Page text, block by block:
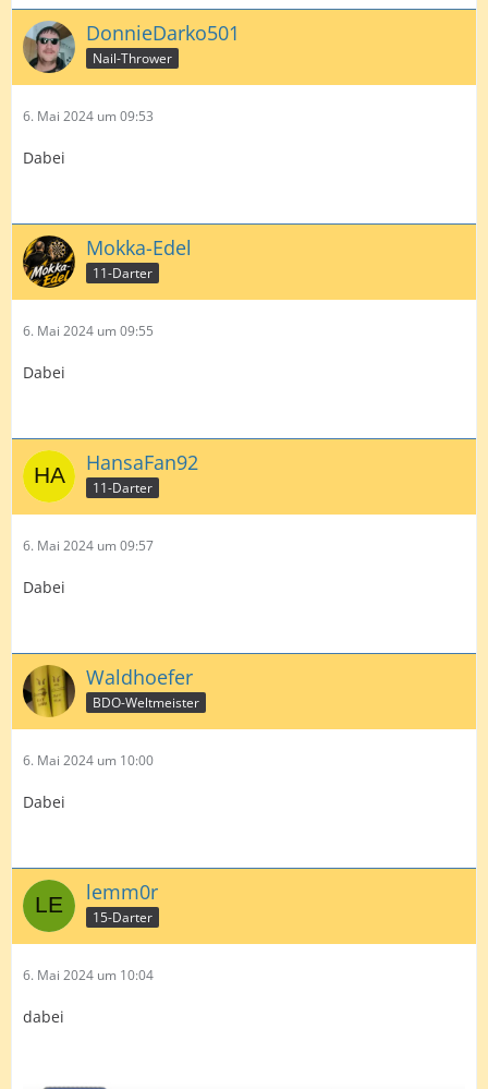
DonnieDarko501
Nail-Thrower
6. Mai 2024 um 09:53
Dabei
Mokka-Edel
11-Darter
6. Mai 2024 um 09:55
Dabei
HansaFan92
11-Darter
6. Mai 2024 um 09:57
Dabei
Waldhoefer
BDO-Weltmeister
6. Mai 2024 um 10:00
Dabei
lemm0r
15-Darter
6. Mai 2024 um 10:04
dabei